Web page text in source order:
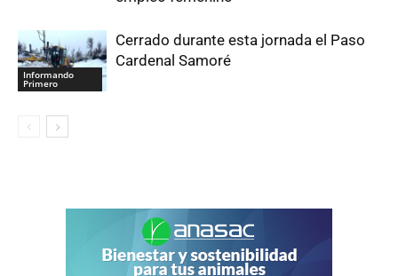
Informando
Primero
Cerrado durante esta jornada el Paso
Cardenal Samoré